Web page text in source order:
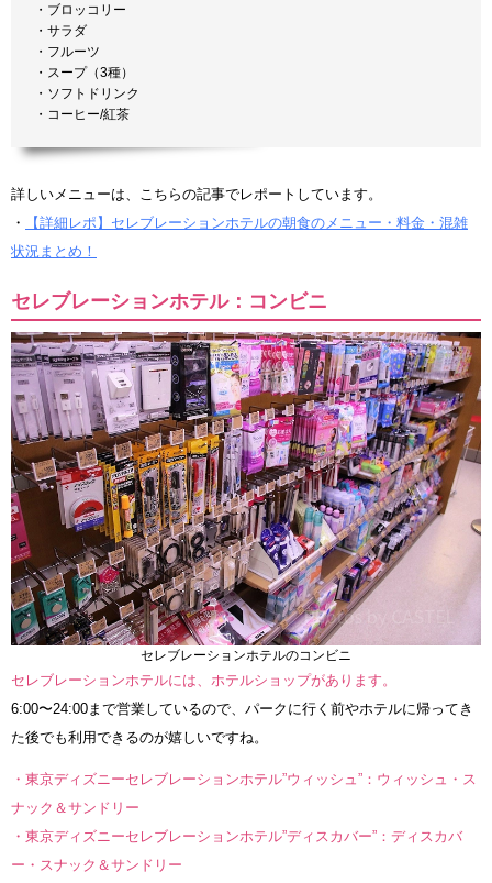
・ブロッコリー
・サラダ
・フルーツ
・スープ（3種）
・ソフトドリンク
・コーヒー/紅茶
詳しいメニューは、こちらの記事でレポートしています。
・
【詳細レポ】セレブレーションホテルの朝食のメニュー・料金・混雑
状況まとめ！
セレブレーションホテル：コンビニ
セレブレーションホテルのコンビニ
セレブレーションホテルには、ホテルショップがあります。
6:00〜24:00まで営業しているので、パークに行く前やホテルに帰ってき
た後でも利用できるのが嬉しいですね。
・東京ディズニーセレブレーションホテル”ウィッシュ”：ウィッシュ・ス
ナック＆サンドリー
・東京ディズニーセレブレーションホテル”ディスカバー”：ディスカバ
ー・スナック＆サンドリー